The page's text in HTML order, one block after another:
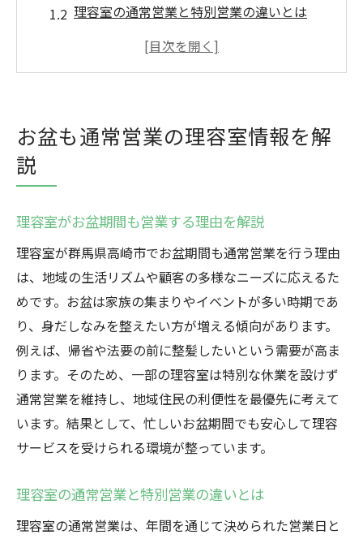
理容室の通常営業と特別営業の違いとは
お盆中も理容室が利用できる安心感につい
点
理容室選びで重視すべきお盆期間のポイン
ト
高崎市の理容室は予約が取りやすい理由
理容組合カレンダー活用で営業日を確認
お盆も通常営業している理容室の特徴
理容室の衛生対策で安心して利用する方法
次章で定休日事情や営業実態を詳しく解説
理容室の定休日事情とお盆営業の実態
理容室の一般的な定休日とその背景を知る
お盆も営業する理容室の定休日の考え方
床屋の休みやすい曜日と営業パターン解説
お盆も通常営業の理容室情報を解
説
理容室がお盆期間も営業する理由を解説
理容室が群馬県高崎市でお盆期間も通常営業を行う理由
は、地域の生活リズムや顧客の多様なニーズに応えるた
めです。お盆は家族の集まりやイベントが多い時期であ
り、身だしなみを整えたい方が増える傾向があります。
例えば、帰省や法要の前に整髪したいという需要が高ま
ります。そのため、一部の理容室は特別な休業を設けず
通常営業を維持し、地域住民の利便性を最優先に考えて
います。結果として、忙しいお盆期間でも安心して理容
サービスを受けられる環境が整っています。
理容室の通常営業と特別営業の違いとは
理容室の通常営業は、年間を通じて決められた営業日と